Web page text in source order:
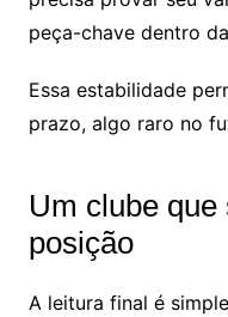
peça-chave dentro
Essa estabilidade
prazo, algo raro no
Um clube
posição
A leitura final é